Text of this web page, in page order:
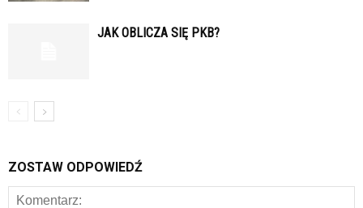
JAK OBLICZA SIĘ PKB?
ZOSTAW ODPOWIEDŹ